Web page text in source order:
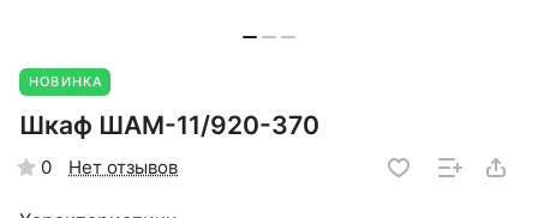
НОВИНКА
Шкаф ШАМ-11/920-370
0 Нет отзывов